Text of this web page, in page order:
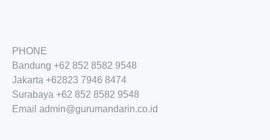
PHONE
Bandung +62 852 8582 9548
Jakarta +62823 7946 8474
Surabaya +62 852 8582 9548
Email admin@gurumandarin.co.id